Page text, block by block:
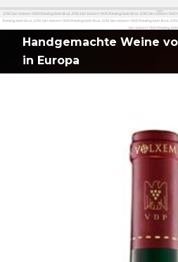
2016 Van Volxem 1900 Riesling Sekt Brut, 2016 Van Volxem 1900 Riesling Sekt Brut, 2016 Van Volxem
Riesling Sekt Brut, 2016 Van Volxem 1900 Riesling Sekt Brut, 2016 Van Volxem 1900 Riesling Sekt Brut,
Van Volxem 1900 Riesling
Handgemachte Weine
in Europa